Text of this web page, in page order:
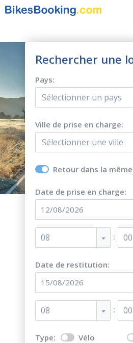
Rechercher une
Pays:
Sélectionner un pays
Ville de prise en charge:
Sélectionner une ville
Retour dans la
Date de prise en charge:
08 : 00
Date de restitution:
08 : 00
Type: Vélo